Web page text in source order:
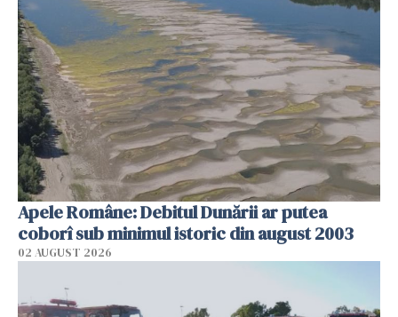
Apele Române: Debitul Dunării ar putea
coborî sub minimul istoric din august 2003
02 AUGUST 2026